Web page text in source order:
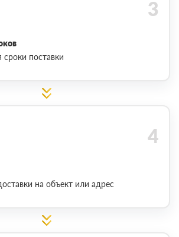
сроки поставки
на объект или адрес